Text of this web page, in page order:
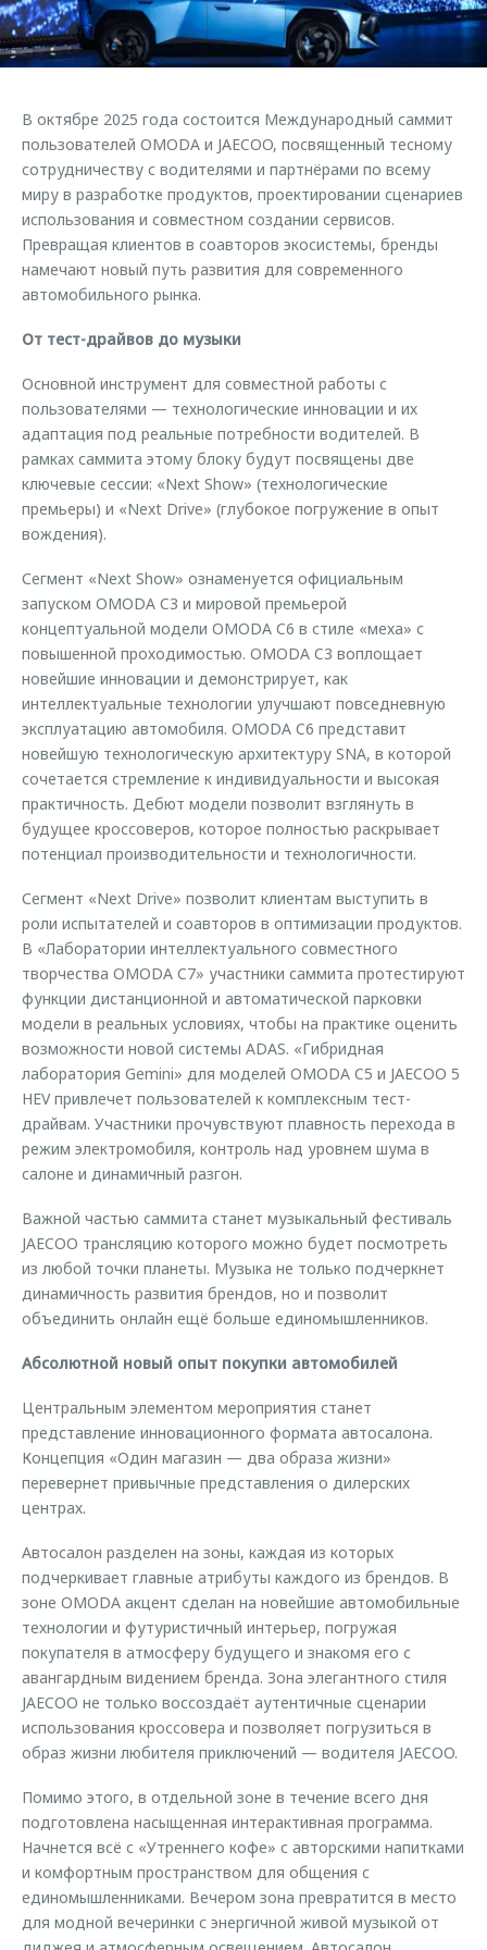
Страхование
Кредитный калькулятор
Одежда и сувениры
Оригинальные аксессуары
Запчасти
Трейд-ин
Калькулятор трейд-ин
Клиентская поддержка
O&J Автоклуб
Приложение O&J
Аксессуары
Одежда и сувениры
Оригинальные аксессуары
Запчасти
Обратная связь
В октябре 2025 года состоится Международный саммит
пользователей OMODA и JAECOO, посвященный тесному
сотрудничеству с водителями и партнёрами по всему
миру в разработке продуктов, проектировании сценариев
использования и совместном создании сервисов.
Превращая клиентов в соавторов экосистемы, бренды
намечают новый путь развития для современного
автомобильного рынка.
От тест-драйвов до музыки
Основной инструмент для совместной работы с
пользователями — технологические инновации и их
адаптация под реальные потребности водителей. В
рамках саммита этому блоку будут посвящены две
ключевые сессии: «Next Show» (технологические
премьеры) и «Next Drive» (глубокое погружение в опыт
вождения).
Сегмент «Next Show» ознаменуется официальным
запуском OMODA C3 и мировой премьерой
концептуальной модели OMODA C6 в стиле «меха» с
повышенной проходимостью. OMODA C3 воплощает
новейшие инновации и демонстрирует, как
интеллектуальные технологии улучшают повседневную
эксплуатацию автомобиля. OMODA C6 представит
новейшую технологическую архитектуру SNA, в которой
сочетается стремление к индивидуальности и высокая
практичность. Дебют модели позволит взглянуть в
будущее кроссоверов, которое полностью раскрывает
потенциал производительности и технологичности.
Сегмент «Next Drive» позволит клиентам выступить в
роли испытателей и соавторов в оптимизации продуктов.
В «Лаборатории интеллектуального совместного
творчества OMODA C7» участники саммита протестируют
функции дистанционной и автоматической парковки
модели в реальных условиях, чтобы на практике оценить
возможности новой системы ADAS. «Гибридная
лаборатория Gemini» для моделей OMODA C5 и JAECOO 5
HEV привлечет пользователей к комплексным тест-
драйвам. Участники прочувствуют плавность перехода в
режим электромобиля, контроль над уровнем шума в
салоне и динамичный разгон.
Важной частью саммита станет музыкальный фестиваль
JAECOO трансляцию которого можно будет посмотреть
из любой точки планеты. Музыка не только подчеркнет
динамичность развития брендов, но и позволит
объединить онлайн ещё больше единомышленников.
Абсолютной новый опыт покупки автомобилей
Центральным элементом мероприятия станет
представление инновационного формата автосалона.
Концепция «Один магазин — два образа жизни»
перевернет привычные представления о дилерских
центрах.
Автосалон разделен на зоны, каждая из которых
подчеркивает главные атрибуты каждого из брендов. В
зоне OMODA акцент сделан на новейшие автомобильные
технологии и футуристичный интерьер, погружая
покупателя в атмосферу будущего и знакомя его с
авангардным видением бренда. Зона элегантного стиля
JAECOO не только воссоздаёт аутентичные сценарии
использования кроссовера и позволяет погрузиться в
образ жизни любителя приключений — водителя JAECOO.
Помимо этого, в отдельной зоне в течение всего дня
подготовлена насыщенная интерактивная программа.
Начнется всё с «Утреннего кофе» с авторскими напитками
и комфортным пространством для общения с
единомышленниками. Вечером зона превратится в место
для модной вечеринки с энергичной живой музыкой от